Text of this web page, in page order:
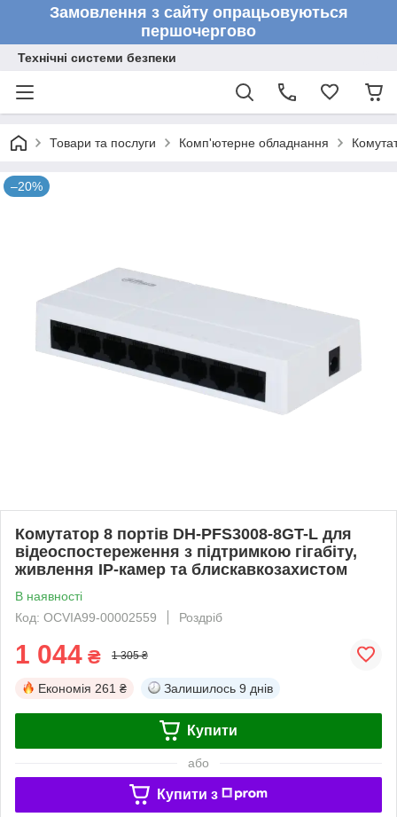
Замовлення з сайту опрацьовуються
першочергово
Технічні системи безпеки
Товари та послуги Комп'ютерне обладнання
–20%
Комутатор 8 портів DH-PFS3008-8GT-L для
відеоспостереження з підтримкою гігабіту,
живлення IP-камер та блискавкозахистом
В наявності
Код: OCVIA99-00002559
Роздріб
1 044 ₴ 1 305 ₴
Економія 261 ₴ Залишилось 9 днів
Купити
або
Купити з